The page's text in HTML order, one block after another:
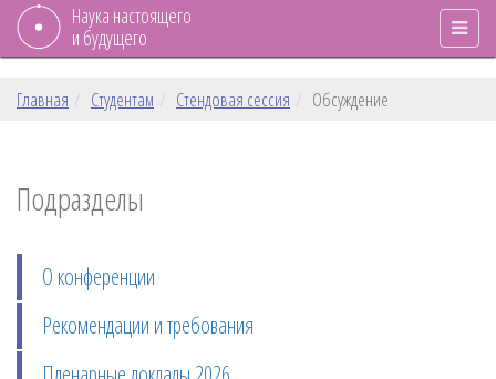
Наука настоящего
и будущего
Главная Студентам Стендовая сессия Обсуждение
Подразделы
О конференции
Рекомендации и требования